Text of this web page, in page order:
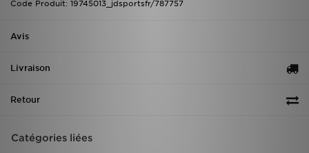
Code Produit: 19745013_jdsportsfr/787757
Avis
Livraison
Retour
Catégories liées